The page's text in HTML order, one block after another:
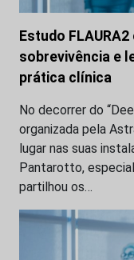
Estudo
sobrevivência e
prática clínica
No decorrer do
organizada pela
lugar nas suas
Pantarotto,
partilhou os…